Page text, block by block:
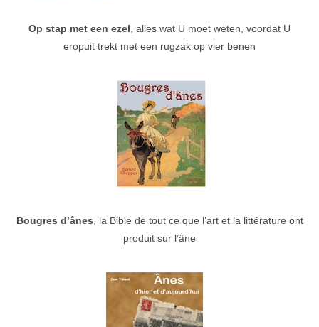
Op stap met een ezel , alles wat U moet weten, voordat U
eropuit trekt met een rugzak op vier benen
Bougres d’ânes , la Bible de tout ce que l’art et la littérature ont
produit sur l’âne